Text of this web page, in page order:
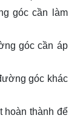
góc cần làm
góc cần áp
góc khác
hoàn thành để